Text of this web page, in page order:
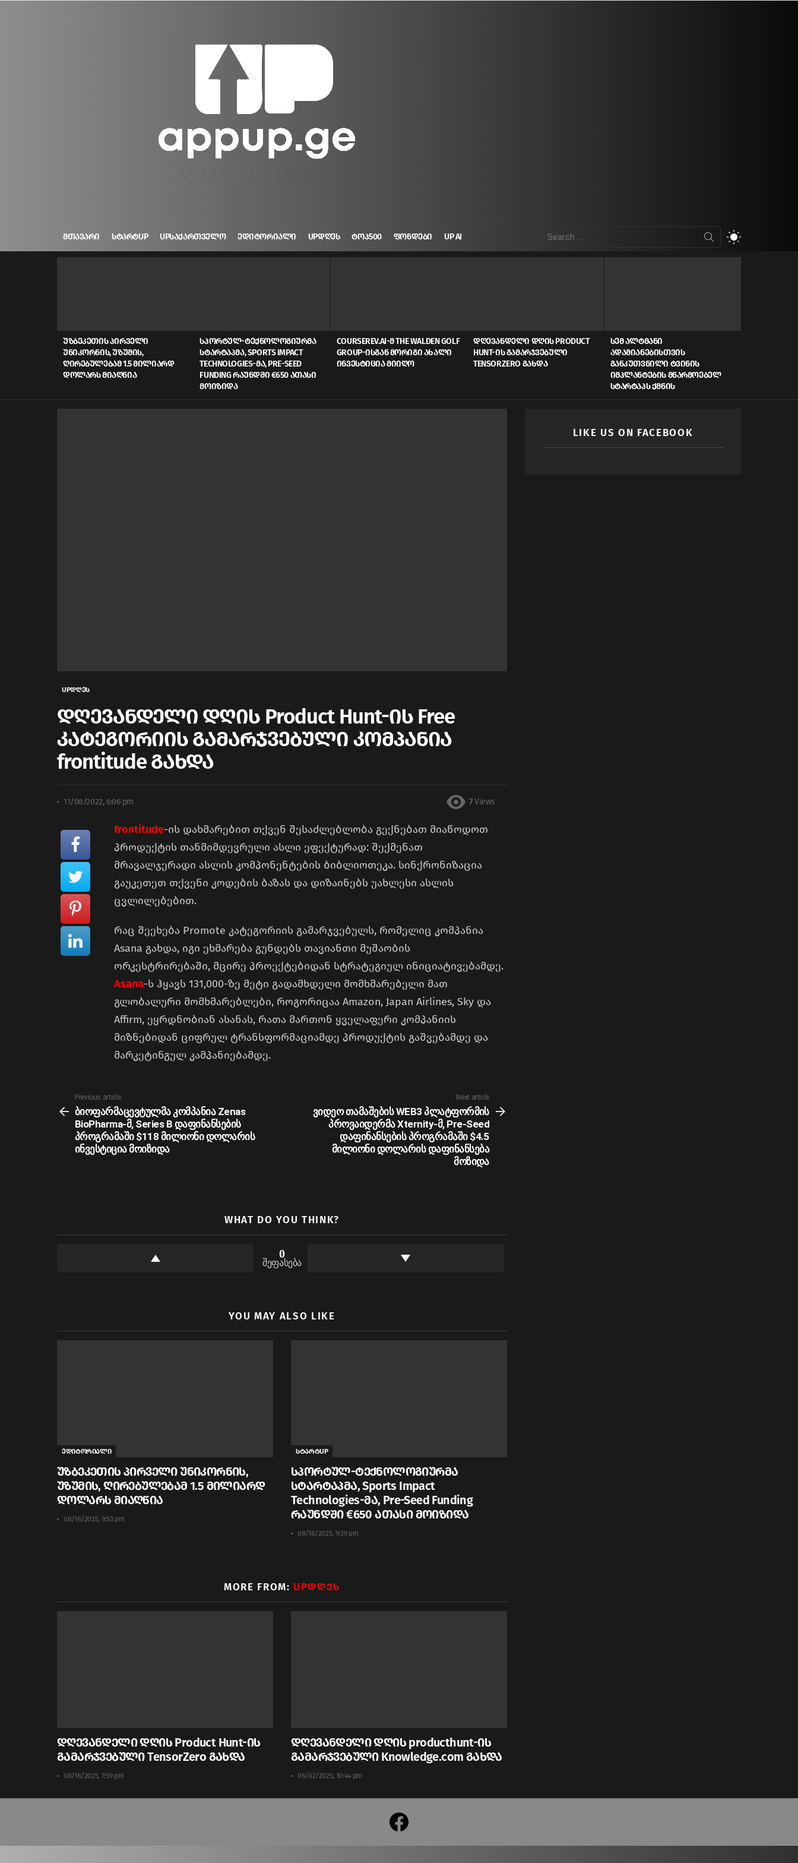
ᲛᲗᲐᲕᲐᲠᲘ ᲡᲢᲐᲠᲢUP UPᲡᲐᲥᲐᲠᲗᲕᲔᲚᲝ ᲔᲓᲘᲢᲝᲠᲘᲐᲚᲘ UPᲓᲦᲔᲡ ᲢᲝᲞ500 ᲤᲝᲜᲓᲔᲑᲘ UP AI
for:
ᲣᲖᲑᲔᲙᲔᲗᲘᲡ ᲞᲘᲠᲕᲔᲚᲘ
ᲣᲜᲘᲙᲝᲠᲜᲘᲡ, ᲣᲖᲣᲛᲘᲡ,
ᲦᲘᲠᲔᲑᲣᲚᲔᲑᲐᲛ 1.5 ᲛᲘᲚᲘᲐᲠᲓ
ᲓᲝᲚᲐᲠᲡ ᲛᲘᲐᲦᲬᲘᲐ
ᲡᲞᲝᲠᲢᲣᲚ-ᲢᲔᲥᲜᲝᲚᲝᲒᲘᲣᲠᲛᲐ
ᲡᲢᲐᲠᲢᲐᲞᲛᲐ, SPORTS IMPACT
TECHNOLOGIES-ᲛᲐ, PRE-SEED
FUNDING ᲠᲐᲣᲜᲓᲨᲘ €650 ᲐᲗᲐᲡᲘ
ᲛᲝᲘᲖᲘᲓᲐ
COURSEREV.AI-Მ THE WALDEN GOLF
GROUP-ᲘᲡᲒᲐᲜ ᲛᲝᲠᲘᲒᲘ ᲐᲮᲐᲚᲘ
ᲘᲜᲕᲔᲡᲢᲘᲪᲘᲐ ᲛᲘᲘᲦᲝ
ᲓᲦᲔᲕᲐᲜᲓᲔᲚᲘ ᲓᲦᲘᲡ PRODUCT
HUNT-ᲘᲡ ᲒᲐᲛᲐᲠᲯᲕᲔᲑᲣᲚᲘ
TENSORZERO ᲒᲐᲮᲓᲐ
ᲡᲔᲛ ᲐᲚᲢᲛᲐᲜᲘ
ᲐᲓᲐᲛᲘᲐᲜᲔᲑᲘᲡᲗᲕᲘᲡ
ᲒᲐᲜᲙᲣᲗᲕᲜᲘᲚᲘ ᲢᲕᲘᲜᲘᲡ
ᲘᲛᲞᲚᲐᲜᲢᲔᲑᲘᲡ ᲛᲬᲐᲠᲛᲝᲔᲑᲔᲚ
ᲡᲢᲐᲠᲢᲐᲞᲡ ᲥᲛᲜᲘᲡ
UPდღეს
დღევანდელი დღის Product Hunt-ის Free
კატეგორიის გამარჯვებული კომპანია
frontitude გახდა
11/08/2022, 6:06 pm 7 Views
frontitude-ის დახმარებით თქვენ შესაძლებლობა გექნებათ მიაწოდოთ
პროდუქტის თანმიმდევრული ასლი ეფექტურად: შექმენათ
მრავალჯერადი ასლის კომპონენტების ბიბლიოთეკა. სინქრონიზაცია
გაუკეთეთ თქვენი კოდების ბაზას და დიზაინებს უახლესი ასლის
ცვლილებებით.
რაც შეეხება Promote კატეგორიის გამარჯვებულს, რომელიც კომპანია
Asana გახდა, იგი ეხმარება გუნდებს თავიანთი მუშაობის
ორკესტრირებაში, მცირე პროექტებიდან სტრატეგიულ ინიციატივებამდე.
Asana-ს ჰყავს 131,000-ზე მეტი გადამხდელი მომხმარებელი მათ
გლობალური მომხმარებლები, როგორიცაა Amazon, Japan Airlines, Sky და
Affirm, ეყრდნობიან ასანას, რათა მართონ ყველაფერი კომპანიის
მიზნებიდან ციფრულ ტრანსფორმაციამდე პროდუქტის გაშვებამდე და
მარკეტინგულ კამპანიებამდე.
more
Previous article
ბიოფარმაცევტულმა კომპანია Zenas
BioPharma-მ, Series B დაფინანსების
პროგრამაში $118 მილიონი დოლარის
ინვესტიცია მოიზიდა
Next article
ვიდეო თამაშების WEB3 პლატფორმის
პროვაიდერმა Xternity-მ, Pre-Seed
დაფინანსების პროგრამაში $4.5
მილიონი დოლარის დაფინანსება
მოზიდა
WHAT DO YOU THINK?
0
შეფასება
YOU MAY ALSO LIKE
ედიტორიალი
უზბეკეთის პირველი უნიკორნის,
უზუმის, ღირებულებამ 1.5 მილიარდ
დოლარს მიაღწია
08/18/2025, 9:53 pm
სტარტUP
სპორტულ-ტექნოლოგიურმა
სტარტაპმა, Sports Impact
Technologies-მა, Pre-Seed Funding
რაუნდში €650 ათასი მოიზიდა
08/18/2025, 9:39 pm
MORE FROM: UPᲓᲦᲔᲡ
დღევანდელი დღის Product Hunt-ის
გამარჯვებული TensorZero გახდა
08/18/2025, 7:59 pm
დღევანდელი დღის producthunt-ის
გამარჯვებული Knowledge.com გახდა
06/02/2025, 10:44 pm
LIKE US ON FACEBOOK
facebook